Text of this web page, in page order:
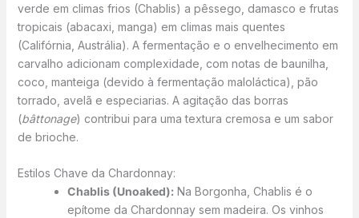
verde em climas frios (Chablis) a pêssego, damasco e frutas
tropicais (abacaxi, manga) em climas mais quentes
(Califórnia, Austrália). A fermentação e o envelhecimento em
carvalho adicionam complexidade, com notas de baunilha,
coco, manteiga (devido à fermentação maloláctica), pão
torrado, avelã e especiarias. A agitação das borras
(bâttonage) contribui para uma textura cremosa e um sabor
de brioche.
Estilos Chave da Chardonnay:
Chablis (Unoaked):Na Borgonha, Chablis é o
epítome da Chardonnay sem madeira. Os vinhos